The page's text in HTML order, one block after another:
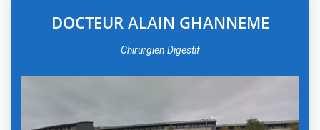
DOCTEUR ALAIN GHANNEME
Chirurgien Digestif